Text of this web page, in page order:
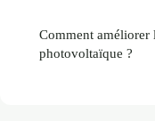
Comment améliorer
photovoltaïque ?